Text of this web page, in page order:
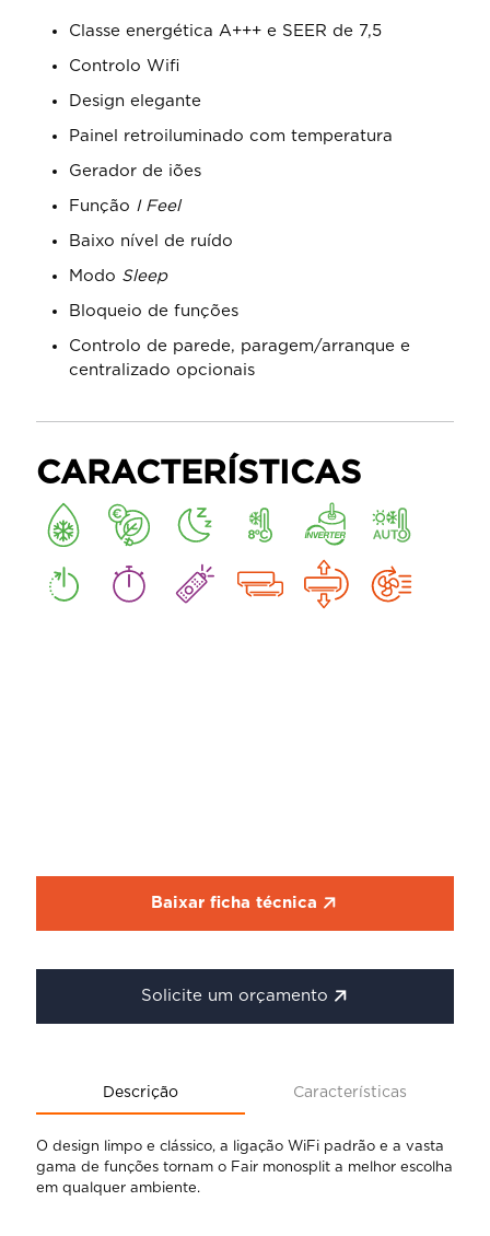
Classe energética A+++ e SEER de 7,5
Controlo Wifi
Design elegante
Painel retroiluminado com temperatura
Gerador de iões
Função I Feel
Baixo nível de ruído
Modo Sleep
Bloqueio de funções
Controlo de parede, paragem/arranque e
centralizado opcionais
CARACTERÍSTICAS
Baixar ficha técnica
Solicite um orçamento
Descrição Características
O design limpo e clássico, a ligação WiFi padrão e a vasta
gama de funções tornam o Fair monosplit a melhor escolha
em qualquer ambiente.